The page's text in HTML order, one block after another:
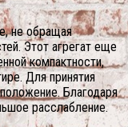
не обращая
Этот агрегат еще
компактности,
Для принятия
Благодаря
расслабление.